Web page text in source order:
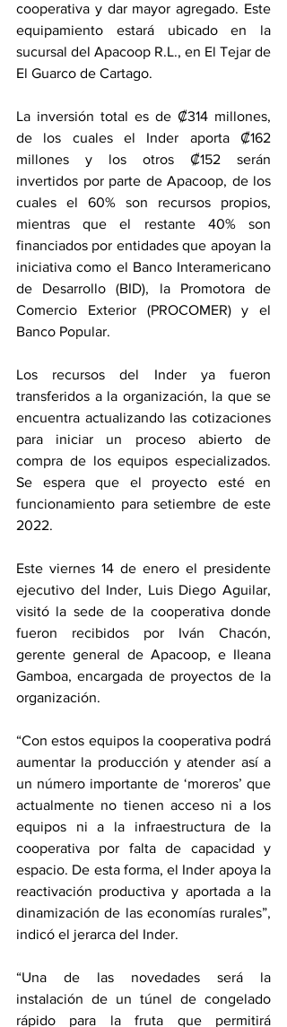
cooperativa y dar mayor agregado. Este
equipamiento estará ubicado en la
sucursal del Apacoop R.L., en El Tejar de
El Guarco de Cartago.
La inversión total es de ₡314 millones,
de los cuales el Inder aporta ₡162
millones y los otros ₡152 serán
invertidos por parte de Apacoop, de los
cuales el 60% son recursos propios,
mientras que el restante 40% son
financiados por entidades que apoyan la
iniciativa como el Banco Interamericano
de Desarrollo (BID), la Promotora de
Comercio Exterior (PROCOMER) y el
Banco Popular.
Los recursos del Inder ya fueron
transferidos a la organización, la que se
encuentra actualizando las cotizaciones
para iniciar un proceso abierto de
compra de los equipos especializados.
Se espera que el proyecto esté en
funcionamiento para setiembre de este
2022.
Este viernes 14 de enero el presidente
ejecutivo del Inder, Luis Diego Aguilar,
visitó la sede de la cooperativa donde
fueron recibidos por Iván Chacón,
gerente general de Apacoop, e Ileana
Gamboa, encargada de proyectos de la
organización.
“Con estos equipos la cooperativa podrá
aumentar la producción y atender así a
un número importante de ‘moreros’ que
actualmente no tienen acceso ni a los
equipos ni a la infraestructura de la
cooperativa por falta de capacidad y
espacio. De esta forma, el Inder apoya la
reactivación productiva y aportada a la
dinamización de las economías rurales”,
indicó el jerarca del Inder.
“Una de las novedades será la
instalación de un túnel de congelado
rápido para la fruta que permitirá